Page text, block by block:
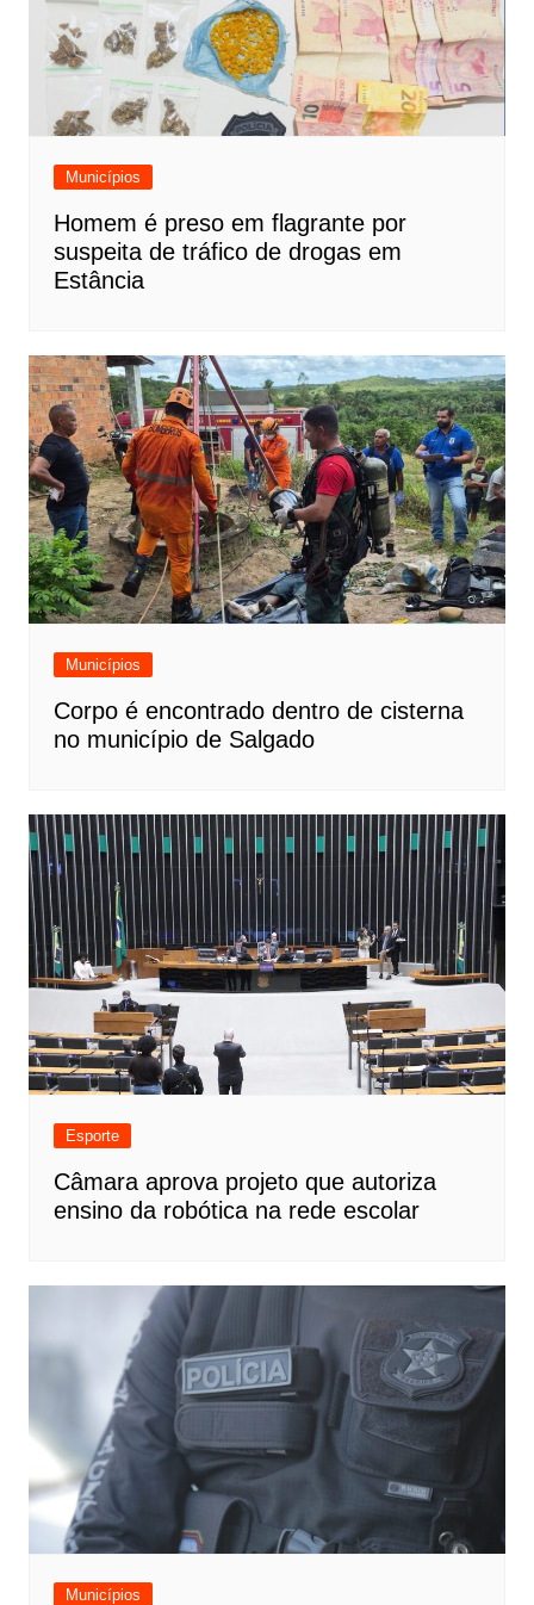
Municípios
Homem é preso em flagrante por
suspeita de tráfico de drogas em
Estância
Municípios
Corpo é encontrado dentro de cisterna
no município de Salgado
Esporte
Câmara aprova projeto que autoriza
ensino da robótica na rede escolar
Municípios